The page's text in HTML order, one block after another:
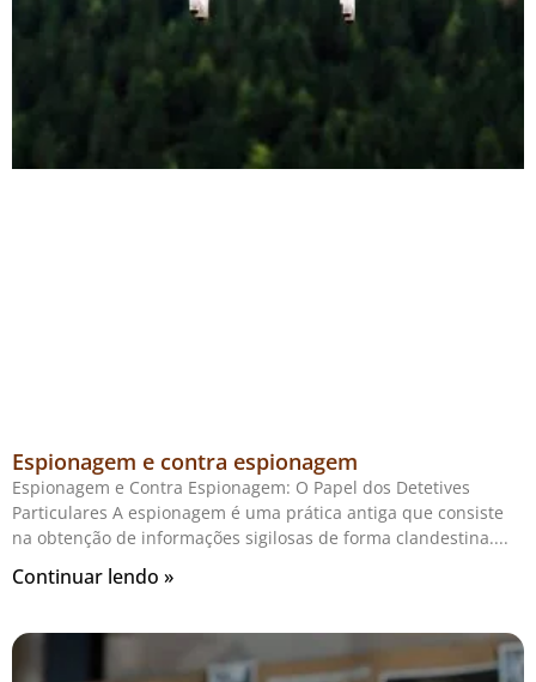
Espionagem e contra espionagem
Espionagem e Contra Espionagem: O Papel dos Detetives
Particulares A espionagem é uma prática antiga que consiste
na obtenção de informações sigilosas de forma clandestina.
Continuar lendo »